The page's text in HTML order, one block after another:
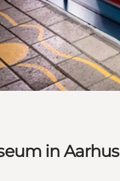
in Aarhus